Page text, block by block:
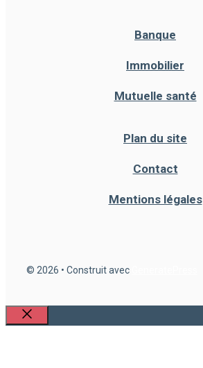
Banque
Immobilier
Mutuelle santé
Plan du site
Contact
Mentions légales
© 2026 • Construit avec
Fermer